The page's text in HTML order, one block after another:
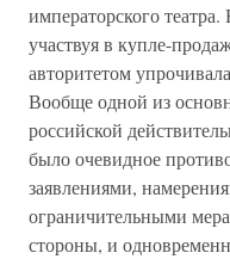
императорского театра.
участвуя в купле-
авторитетом
Вообще одной из
российской
было очевидное
заявлениями,
ограничительными
стороны, и